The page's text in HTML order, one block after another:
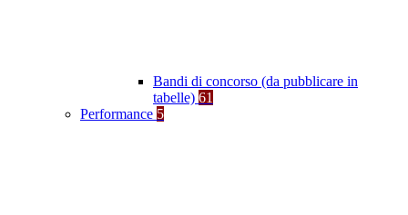
Bandi di concorso (da pubblicare in
tabelle) 61
Performance 5